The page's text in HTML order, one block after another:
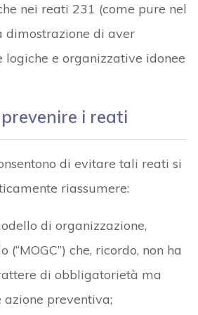
nei reati 231 (come pure nel
dimostrazione di aver
e organizzative idonee
i reati
di evitare tali reati si
riassumere:
di organizzazione,
(“MOGC”) che, ricordo, non ha
di obbligatorietà ma
azione preventiva;